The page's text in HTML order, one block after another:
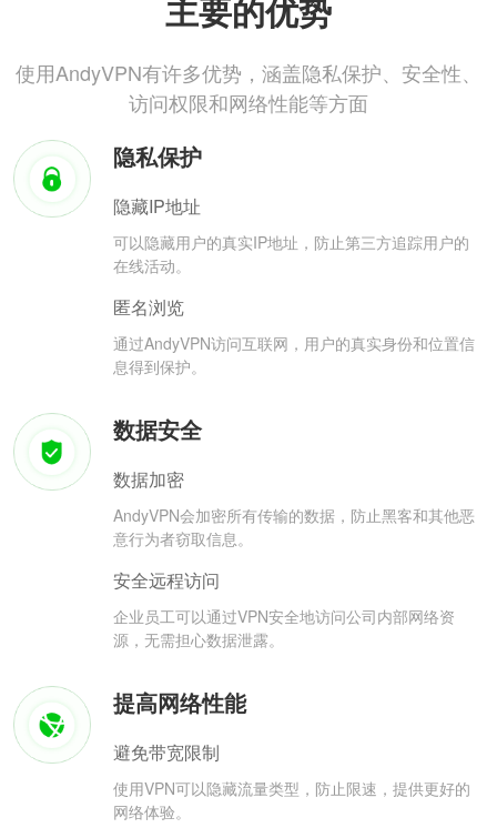
主要的优势
使用AndyVPN有许多优势，涵盖隐私保护、安全性、
访问权限和网络性能等方面
隐私保护
隐藏IP地址
可以隐藏用户的真实IP地址，防止第三方追踪用户的
在线活动。
匿名浏览
通过AndyVPN访问互联网，用户的真实身份和位置信
息得到保护。
数据安全
数据加密
AndyVPN会加密所有传输的数据，防止黑客和其他恶
意行为者窃取信息。
安全远程访问
企业员工可以通过VPN安全地访问公司内部网络资
源，无需担心数据泄露。
提高网络性能
避免带宽限制
使用VPN可以隐藏流量类型，防止限速，提供更好的
网络体验。